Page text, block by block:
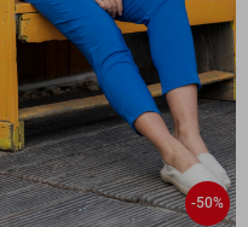
-50%